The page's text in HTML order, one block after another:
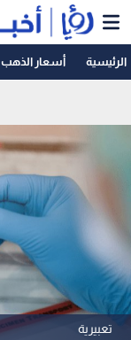
الرئيسية أسعار الذهب
تعبيرية